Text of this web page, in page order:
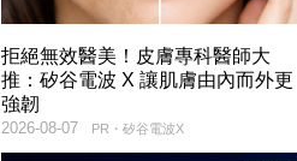
拒絕無效醫美！皮膚專科醫師大
推：矽谷電波 X 讓肌膚由內而外更
強韌
PR・矽谷電波X
2026-08-07